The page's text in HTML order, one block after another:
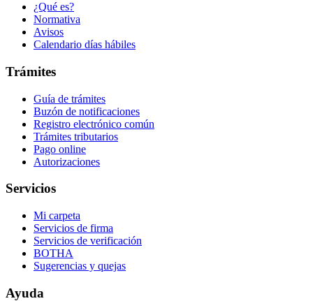
¿Qué es?
Normativa
Avisos
Calendario días hábiles
Trámites
Guía de trámites
Buzón de notificaciones
Registro electrónico común
Trámites tributarios
Pago online
Autorizaciones
Servicios
Mi carpeta
Servicios de firma
Servicios de verificación
BOTHA
Sugerencias y quejas
Ayuda